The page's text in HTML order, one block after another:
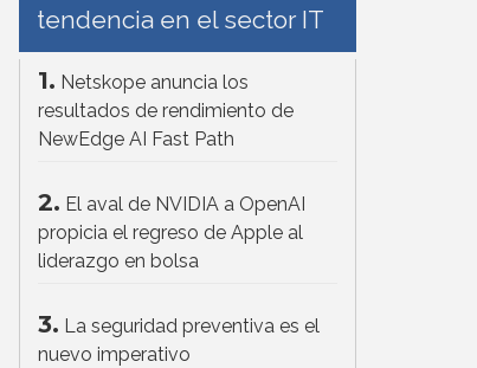
tendencia en el sector IT
1. Netskope anuncia los
resultados de rendimiento de
NewEdge AI Fast Path
2. El aval de NVIDIA a OpenAI
propicia el regreso de Apple al
liderazgo en bolsa
3. La seguridad preventiva es el
nuevo imperativo